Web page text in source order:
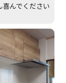
喜んでください